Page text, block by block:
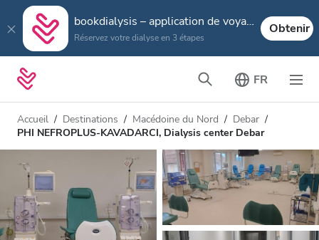
bookdialysis – application de voyage
Réservez votre dialyse en 3 étapes
Obtenir
FR
Accueil Destinations Macédoine du Nord
Debar
PHI NEFROPLUS-KAVADARCI, Dialysis center Debar